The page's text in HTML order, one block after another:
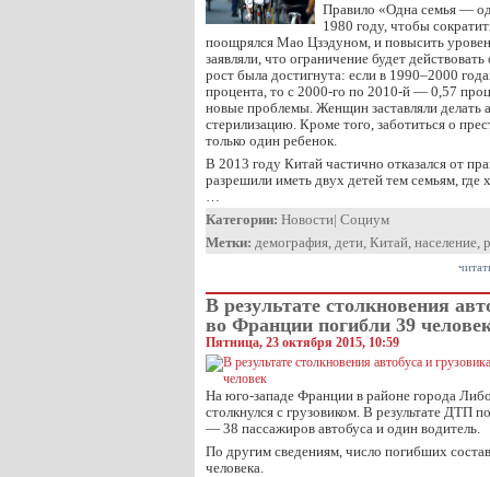
Правило «Одна семья —
1980 году, чтобы
поощрялся Мао Цзэдуном, и повысить
заявляли, что ограничение будет
рост была достигнута: если в 1990–2000
процента, то с 2000-го по 2010-й — 0,57
новые проблемы. Женщин заставляли делать
стерилизацию. Кроме того, заботиться о
только один ребенок.
В 2013 году Китай частично отказался от
разрешили иметь двух детей тем семьям, где
…
Категории: Новости| Социум
Метки: демография, дети, Китай, население,
В результате столкновения
во Франции погибли 39
Пятница, 23 октября 2015, 10:59
На юго-западе Франции в районе города
столкнулся с грузовиком. В результате ДТП
— 38 пассажиров автобуса и один водитель.
По другим сведениям, число погибших
человека.